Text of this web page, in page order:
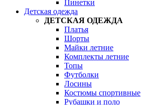
Пинетки
Детская одежда
ДЕТСКАЯ ОДЕЖДА
Платья
Шорты
Майки летние
Комплекты летние
Топы
Футболки
Лосины
Костюмы спортивные
Рубашки и поло